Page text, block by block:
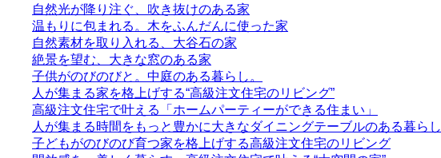
自然光が降り注ぐ、吹き抜けのある家
温もりに包まれる。木をふんだんに使った家
自然素材を取り入れる、大谷石の家
絶景を望む、大きな窓のある家
子供がのびのびと。中庭のある暮らし。
人が集まる家を格上げする“高級注文住宅のリビング”
高級注文住宅で叶える「ホームパーティーができる住まい」
人が集まる時間をもっと豊かに大きなダイニングテーブルのある暮らし
子どもがのびのび育つ家を格上げする高級注文住宅のリビング